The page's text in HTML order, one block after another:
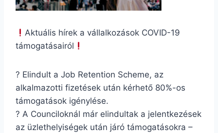
Aktuális hírek a vállalkozások COVID-19
támogatásairól
? Elindult a Job Retention Scheme, az
alkalmazotti fizetések után kérhető 80%-os
támogatások igénylése.
? A Counciloknál már elindultak a jelentkezések
az üzlethelyiségek után járó támogatásokra –